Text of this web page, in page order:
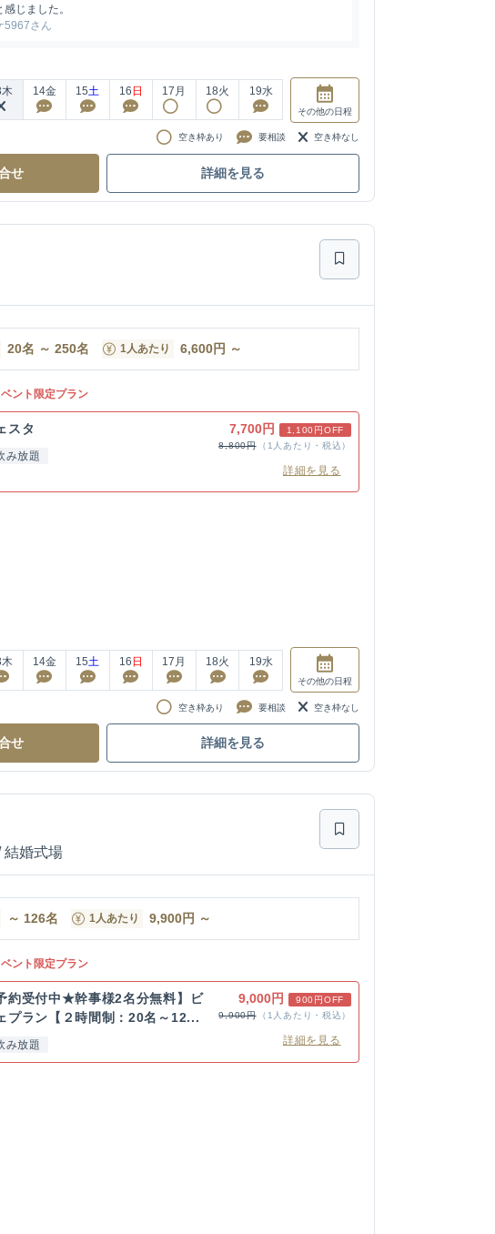
じました。
5967さん
木 14金 15土 16 日 17 月 18火 19水
その他の日程
空き枠あり 要相談 空き枠なし
せ 詳細を見る
20名 ～ 250名 1人あたり 6,600円 ～
ント限定プラン
スタ
み放題
7,700円
1,100円OFF
8,800円
（1人あたり・税込）
詳細を見る
木 14金 15土 16 日 17 月 18火 19水
その他の日程
空き枠あり 要相談 空き枠なし
せ 詳細を見る
結婚式場
～ 126名 1人あたり 9,900円 ～
ント限定プラン
約受付中★幹事様2名分無料】ビ
プラン【２時間制：20名～12...
み放題
9,000円
900円OFF
9,900円
（1人あたり・税込）
詳細を見る